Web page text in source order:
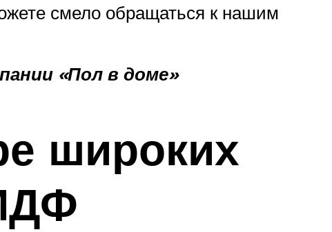
смело обращаться к нашим
«Пол в доме»
широких